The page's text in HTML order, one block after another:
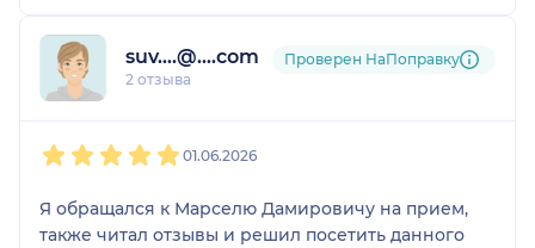
suv....@....com
2 отзыва
Проверен НаПоправку
01.06.2026
Я обращался к Марселю Дамировичу на прием,
также читал отзывы и решил посетить данного